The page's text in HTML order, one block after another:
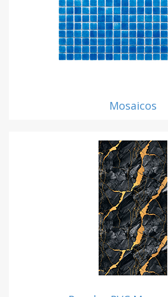
Mosaicos